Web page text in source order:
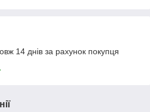
14 днів за рахунок покупця